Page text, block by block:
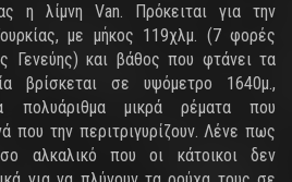
η λίμνη Van. Πρόκειται για την
με μήκος 119χλμ. (7 φορές
Γενεύης) και βάθος που φτάνει τα
βρίσκεται σε υψόμετρο 1640μ.,
πολυάριθμα μικρά ρέματα που
που την περιτριγυρίζουν. Λένε πως
αλκαλικό που οι κάτοικοι δεν